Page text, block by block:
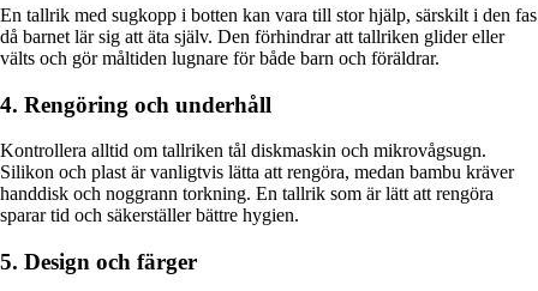
En tallrik med sugkopp i botten kan vara till stor hjälp, särskilt i den fas
då barnet lär sig att äta själv. Den förhindrar att tallriken glider eller
välts och gör måltiden lugnare för både barn och föräldrar.
4. Rengöring och underhåll
Kontrollera alltid om tallriken tål diskmaskin och mikrovågsugn.
Silikon och plast är vanligtvis lätta att rengöra, medan bambu kräver
handdisk och noggrann torkning. En tallrik som är lätt att rengöra
sparar tid och säkerställer bättre hygien.
5. Design och färger